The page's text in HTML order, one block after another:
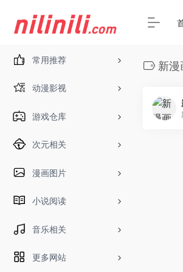
常用推荐
动漫影视
游戏仓库
次元相关
漫画图片
小说阅读
音乐相关
更多网站
新漫